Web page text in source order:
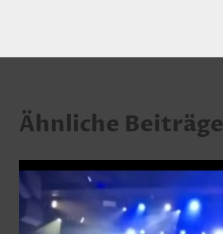
Ähnliche Beiträge